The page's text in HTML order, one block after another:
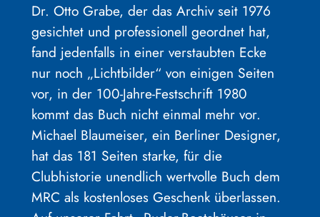
Dr. Otto Grabe, der das Archiv seit 1976
gesichtet und professionell geordnet hat,
fand jedenfalls in einer verstaubten Ecke
nur noch „Lichtbilder“ von einigen Seiten
vor, in der 100-Jahre-Festschrift 1980
kommt das Buch nicht einmal mehr vor.
Michael Blaumeiser, ein Berliner Designer,
hat das 181 Seiten starke, für die
Clubhistorie unendlich wertvolle Buch dem
MRC als kostenloses Geschenk überlassen.